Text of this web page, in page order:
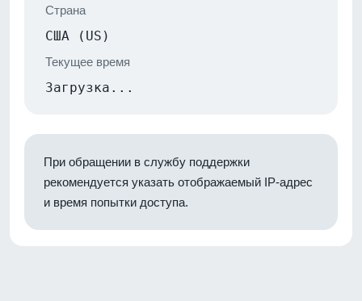
Страна
США (US)
Текущее время
Загрузка...
При обращении в службу поддержки
рекомендуется указать отображаемый IP-адрес
и время попытки доступа.